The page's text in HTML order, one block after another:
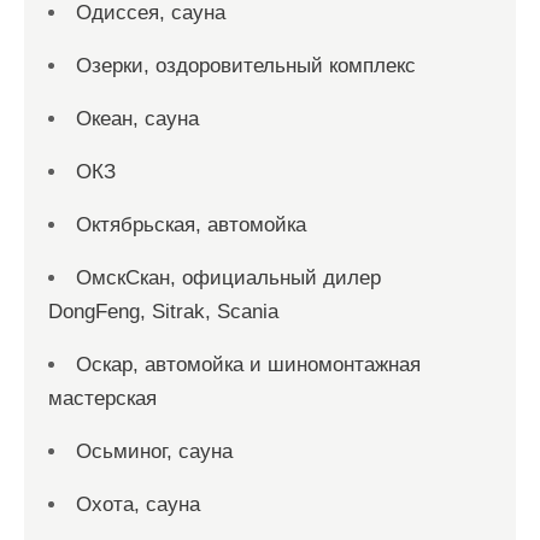
Одиссея, сауна
Озерки, оздоровительный комплекс
Океан, сауна
ОКЗ
Октябрьская, автомойка
ОмскСкан, официальный дилер
DongFeng, Sitrak, Scania
Оскар, автомойка и шиномонтажная
мастерская
Осьминог, сауна
Охота, сауна